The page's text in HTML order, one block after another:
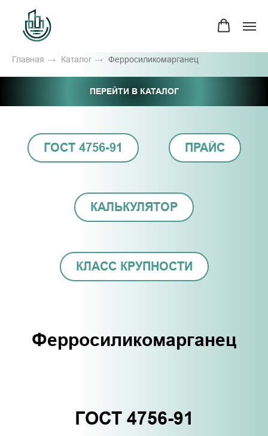
Главная → Каталог → Ферросиликомарганец
ПЕРЕЙТИ В КАТАЛОГ
ГОСТ 4756-91 ПРАЙС
КАЛЬКУЛЯТОР
КЛАСС КРУПНОСТИ
Ферросиликомарганец
ГОСТ 4756-91